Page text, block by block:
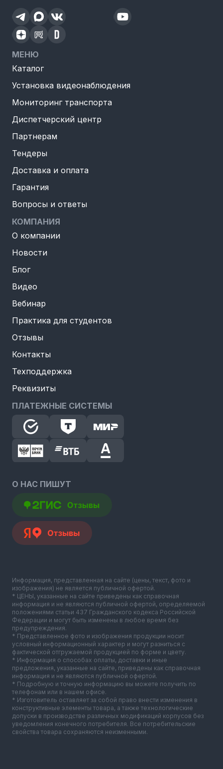
МЕНЮ
Каталог
Установка видеонаблюдения
Мониторинг транспорта
Диспетчерский центр
Партнерам
Тендеры
Доставка и оплата
Гарантия
Вопросы и ответы
КОМПАНИЯ
О компании
Новости
Блог
Видео
Вебинар
Практика для студентов
Отзывы
Контакты
Техподдержка
Реквизиты
ПЛАТЕЖНЫЕ СИСТЕМЫ
О НАС ПИШУТ
Информация, представленная на сайте (цены, текст, фото и
изображения) не является публичной офертой.
* ЦЕНЫ, указанные на сайте приведены как справочная
информация и не являются публичной офертой, определяемой
положениями статьи 437 Гражданского кодекса Российской
Федерации и могут быть изменены в любое время без
предупреждения.
* Представленное фото и изображения продукции носит
условный информационный характер и могут разниться с
фактической отгружаемой продукцией по форме и цвету.
* Информация о способах оплаты, доставки и иные
предложения, указанные на сайте, приведены как справочная
информация и не являются публичной офертой.
* Подробную и точную информацию вы можете получить по
телефонам или в нашем офисе.
* Изготовитель оставляет за собой право внести изменения в
конструктивные элементы товара, а также технологические
допуски в производстве различных модификаций корпусов без
уведомления конечного потребителя. Все потребительские
свойства товара сохраняются неизменными.